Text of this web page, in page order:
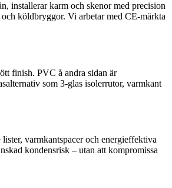
installerar karm och skenor med precision
köldbryggor. Vi arbetar med CE-märkta
finish. PVC å andra sidan är
som 3-glas isolerrutor, varmkant
varmkantspacer och energieffektiva
kondensrisk – utan att kompromissa